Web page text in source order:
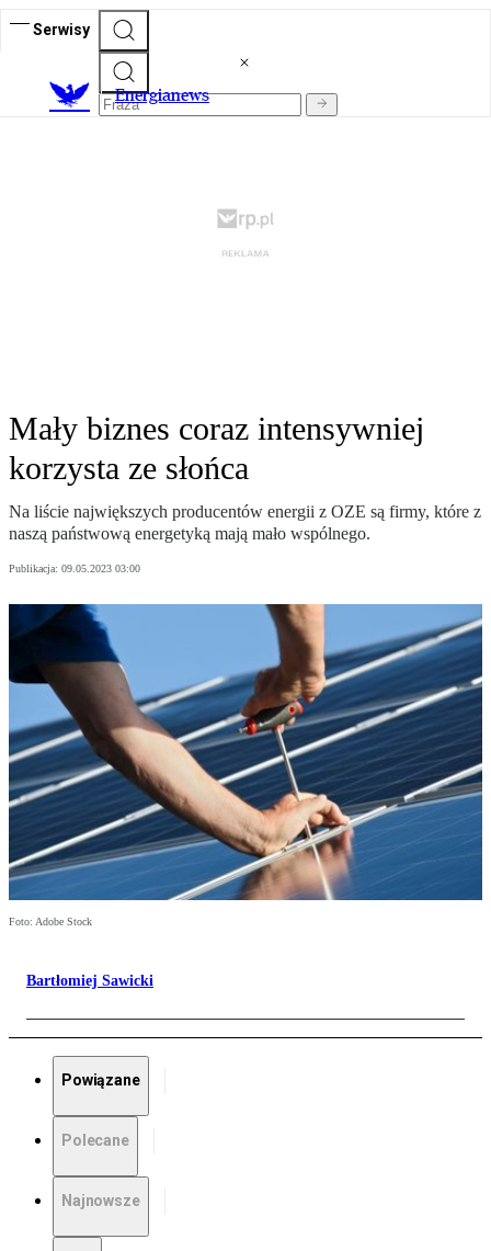
Serwisy
Energianews
Mały biznes coraz intensywniej
korzysta ze słońca
Na liście największych producentów energii z OZE są firmy, które z
naszą państwową energetyką mają mało wspólnego.
Publikacja: 09.05.2023 03:00
Foto: Adobe Stock
Bartłomiej Sawicki
Powiązane
Polecane
Najnowsze